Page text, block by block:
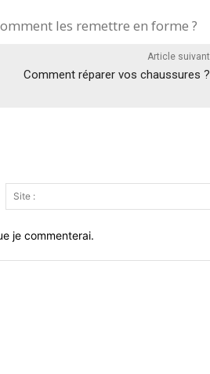
les remettre en forme ?
Article suivant
Comment réparer vos chaussures ?
je commenterai.